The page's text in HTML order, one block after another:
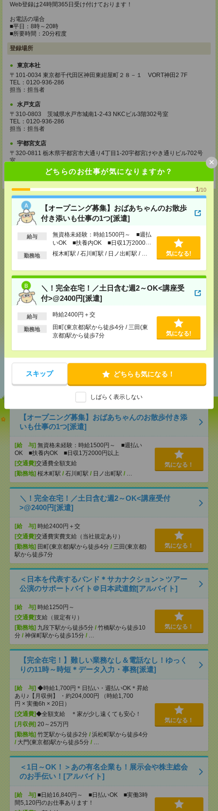
どちらのお仕事が気になりますか？
1/10
【オープニング募集】おばあちゃんのお散歩
付き添いも仕事の1つ[派遣]
給与
無資格未経験：時給1500円～ ■週払
いOK ■扶養内OK ■日収1万2000円
以上
勤務地 桜木町駅 / 石川町駅 / 日ノ出町駅 / … 気になる!
＼！完全在宅！／土日含む週2～OK<講座受
付>@2400円[派遣]
給与 時給2400円＋交
勤務地
田町(東京都)駅から徒歩4分 / 三田(東
京都)駅から徒歩7分
気になる!
スキップ どちらも気になる！
しばらく表示しない
×
Web登録は24時間365日受け付けております！
お電話の場合
■平日：8時～20時
■所要時間：20分程度
登録場所
東京本社
〒101-0034 東京都千代田区神田東紺屋町２８－１ VORT神田2 7F
TEL：0120-936-286
担当：担当者
水戸支店
〒310-0803 茨城県水戸市城南1-2-43 NKCビル3階302号室
TEL：0120-936-286
担当：担当者
宇都宮支店
〒320-0811 栃木県宇都宮市大通り4丁目1-20宇都宮けやき通りビル702号
室
TEL：0120-936-286
電話応募
メールで送る
シェア ツイート ブックマーク
あなたの閲覧履歴からの
おすすめ
【オープニング募集】おばあちゃんのお散歩付き添
いも仕事の1つ[派遣]
[給 与] 無資格未経験：時給1500円～ ■週払い
OK ■扶養内OK ■日収1万2000円以上
[交通費]交通費全額支給
[勤務地] 桜木町駅 / 石川町駅 / 日ノ出町駅 / …
気になる！
＼！完全在宅！／土日含む週2～OK<講座受付
>@2400円[派遣]
[給 与] 時給2400円＋交
[交通費]交通費実費支給（当社規定あり）
[勤務地] 田町(東京都)駅から徒歩4分 / 三田(東京都)
駅から徒歩7分
気になる！
＜日本を代表するバンド＊サカナクション＞ツアー
公演のサポートバイト＠日本武道館[アルバイト]
[給 与] 時給1250円～
[交通費]支給（規定有り）
[勤務地] 九段下駅から徒歩5分 / 竹橋駅から徒歩10
分 / 神保町駅から徒歩15分 / …
気になる！
【完全在宅！】難しい業務なし＆電話なし！ゆっく
りの11時～時短＊データ入力・事務[派遣]
[給 与] ◆時給1,700円＊日払い・週払いOK＊昇給
あり♪【月収例】 ・約204,000円 （時給1,700
円 × 実働6h × 20日）
[交通費]◆全額支給 ＊家が少し遠くても安心！
[月収例] 20～25万円
[勤務地] 竹芝駅から徒歩2分 / 浜松町駅から徒歩4分
/ 大門(東京都)駅から徒歩5分 / …
気になる！
＜1日～OK！＞あの有名企業も！展示会や株主総会
のお手伝い！[アルバイト]
[給 与] ■日給16,840円～ ■日払いOK ■実働3時
間5,120円のお仕事あります！